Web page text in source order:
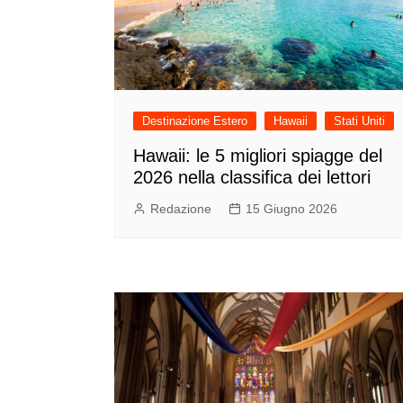
Destinazione Estero Hawaii Stati Uniti
Hawaii: le 5 migliori spiagge del
2026 nella classifica dei lettori
Redazione 15 Giugno 2026